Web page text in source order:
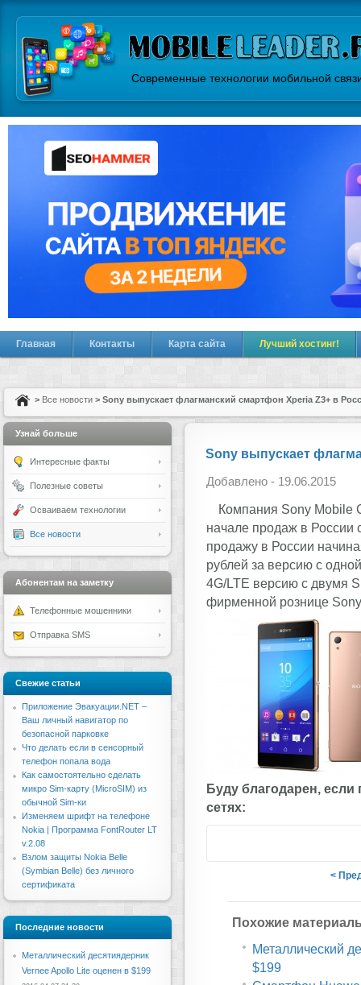
Современные технологии мобильной
Главная Контакты Карта сайта Лучший хостинг!
> Все новости > Sony выпускает флагманский смартфон Xperia Z3+ в
Sony выпускает
Добавлено - 19.06.2015
Компания Sony Mobile
начале продаж в России
продажу в России
рублей за версию c
4G/LTE версию с двумя
фирменной рознице
Буду благодарен, если
сетях:
<
Похожие
Металлический
$199
Узнай больше
Интересные факты
Полезные советы
Осваиваем технологии
Все новости
Абонентам на заметку
Телефонные мошенники
Отправка SMS
Свежие статьи
Приложение Эвакуации.NET –
Ваш личный навигатор по
безопасной парковке
Что делать если в сенсорный
телефон попала вода
Как самостоятельно сделать
микро Sim-карту (MicroSIM) из
обычной Sim-ки
Изменяем шрифт на телефоне
Nokia | Программа FontRouter LT
v.2.08
Взлом защиты Nokia Belle
(Symbian Belle) без личного
сертификата
Последние новости
Металлический десятиядерник
Vernee Apollo Lite оценен в $199